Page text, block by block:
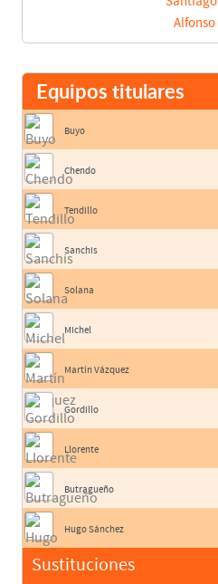
Alfonso
Equipos titulares
Buyo
Chendo
Tendillo
Sanchis
Solana
Michel
Martín Vázquez
Gordillo
Llorente
Butragueño
Hugo Sánchez
Sustituciones